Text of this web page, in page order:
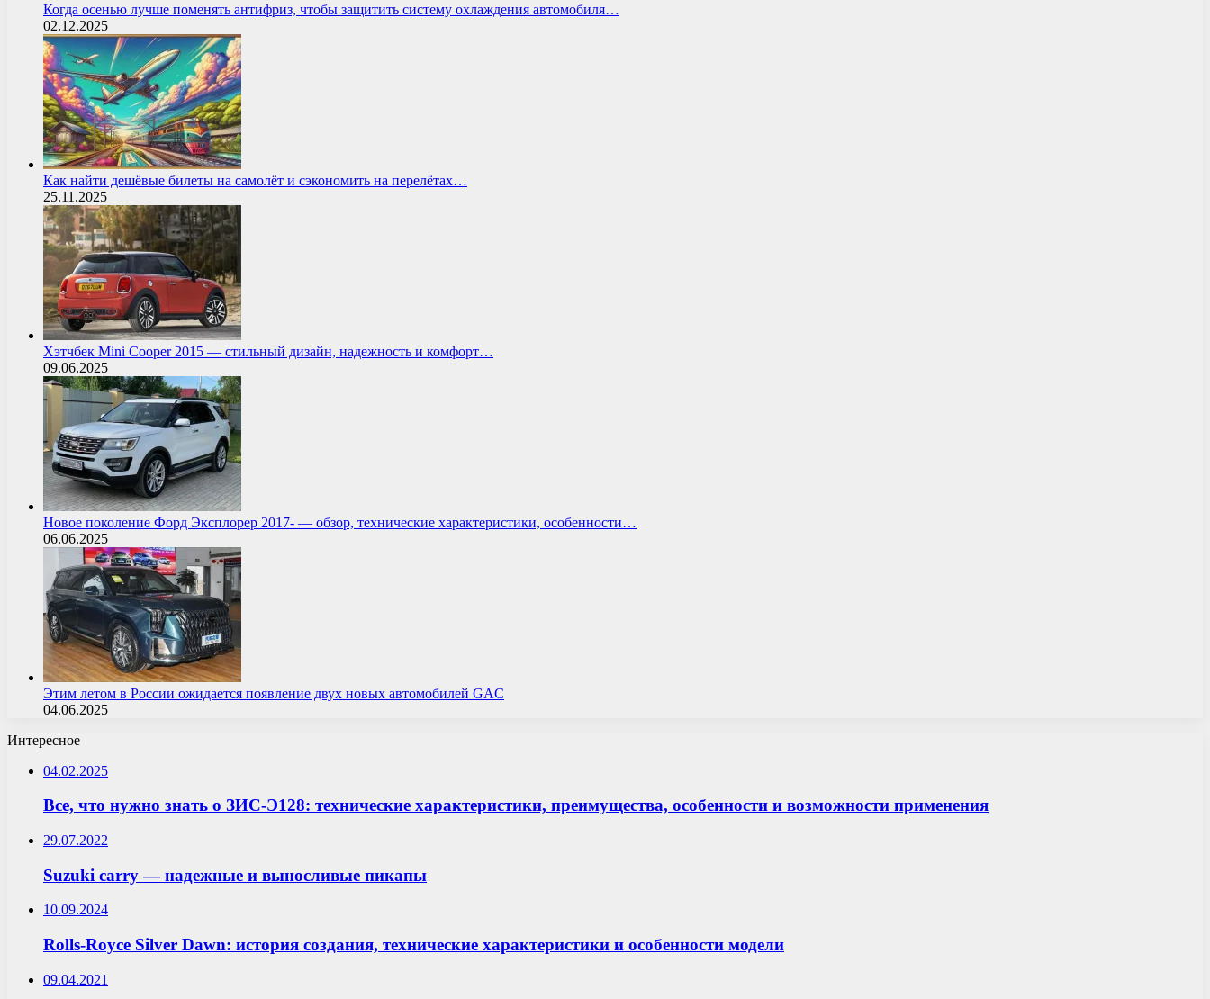
Когда осенью лучше поменять антифриз, чтобы защитить систему охлаждения автомобиля…
02.12.2025
Как найти дешёвые билеты на самолёт и сэкономить на перелётах…
25.11.2025
Хэтчбек Mini Cooper 2015 — стильный дизайн, надежность и комфорт…
09.06.2025
Новое поколение Форд Эксплорер 2017- — обзор, технические характеристики, особенности…
06.06.2025
Этим летом в России ожидается появление двух новых автомобилей GAC
04.06.2025
Интересное
04.02.2025
Все, что нужно знать о ЗИС-Э128: технические характеристики, преимущества, особенности и возможности применения
29.07.2022
Suzuki carry — надежные и выносливые пикапы
10.09.2024
Rolls-Royce Silver Dawn: история создания, технические характеристики и особенности модели
09.04.2021